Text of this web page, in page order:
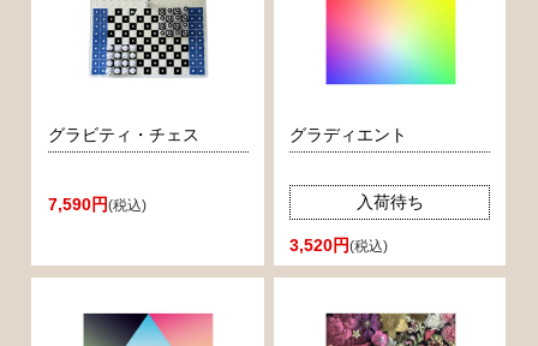
グラビティ・チェス
7,590円(税込)
グラディエント
入荷待ち
3,520円(税込)